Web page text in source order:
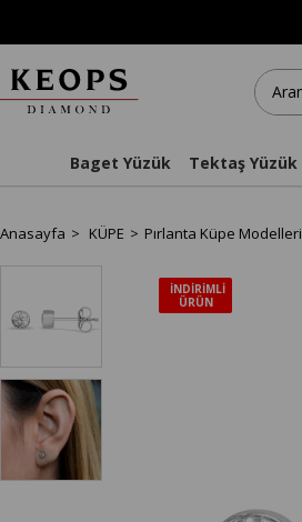
Baget Yüzük Tektaş Yüzük
Anasayfa KÜPE Pırlanta Küpe Modelleri
İNDIRIMLI
ÜRÜN